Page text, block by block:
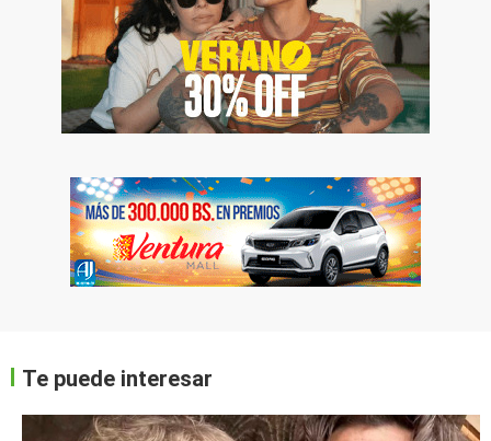
Te puede interesar